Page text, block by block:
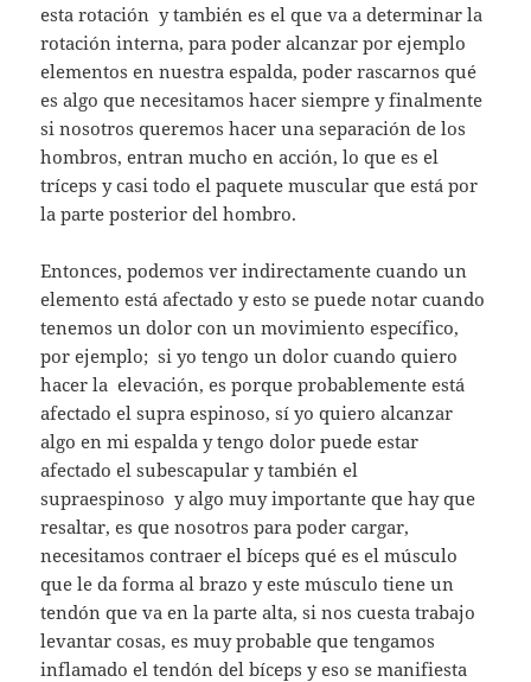
esta rotación y también es el que va a determinar la
rotación interna, para poder alcanzar por ejemplo
elementos en nuestra espalda, poder rascarnos qué
es algo que necesitamos hacer siempre y finalmente
si nosotros queremos hacer una separación de los
hombros, entran mucho en acción, lo que es el
tríceps y casi todo el paquete muscular que está por
la parte posterior del hombro.
Entonces, podemos ver indirectamente cuando un
elemento está afectado y esto se puede notar cuando
tenemos un dolor con un movimiento específico,
por ejemplo; si yo tengo un dolor cuando quiero
hacer la elevación, es porque probablemente está
afectado el supra espinoso, sí yo quiero alcanzar
algo en mi espalda y tengo dolor puede estar
afectado el subescapular y también el
supraespinoso y algo muy importante que hay que
resaltar, es que nosotros para poder cargar,
necesitamos contraer el bíceps qué es el músculo
que le da forma al brazo y este músculo tiene un
tendón que va en la parte alta, si nos cuesta trabajo
levantar cosas, es muy probable que tengamos
inflamado el tendón del bíceps y eso se manifiesta